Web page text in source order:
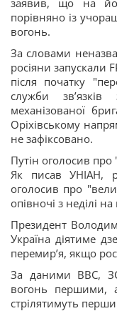
заявив, що на
порівняно із
вогонь.
За словами
росіяни запускали
після початку
служби
механізованої
Оріхівському
не зафіксовано.
Путін оголосив
Як писав УНІАН,
оголосив про
опівночі з неділі
Президент
Україна діятиме
перемир’я, якщо
За даними ВВС,
вогонь першими,
стрілятимуть